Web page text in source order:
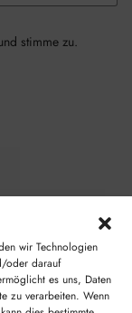
wir Technologien
oder darauf
es uns, Daten
zu verarbeiten. Wenn
stimme zu.
© juwelyx.com
und„David“